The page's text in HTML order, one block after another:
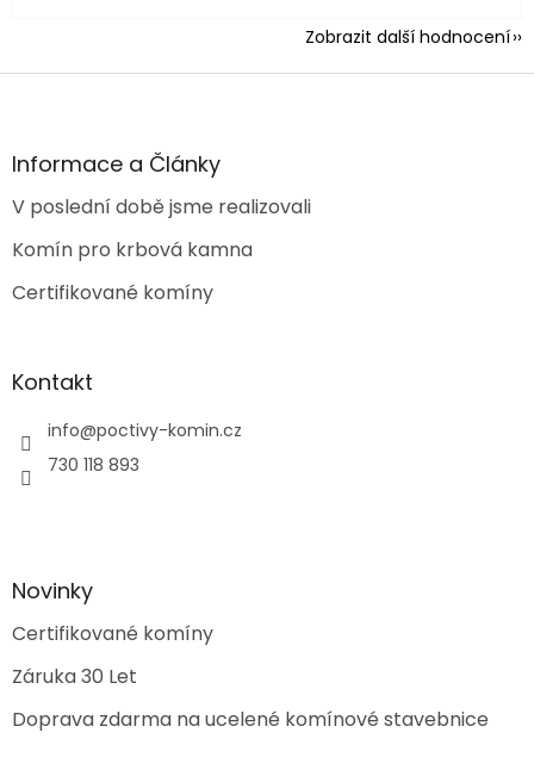
Zobrazit další hodnocení
Z
aInformace a Články
V poslední době jsme realizovali
Komín pro krbová kamna
Certifikované komíny
Kontakt
info@poctivy-komin.cz
730 118 893
Novinky
Certifikované komíny
Záruka 30 Let
Doprava zdarma na ucelené komínové stavebnice